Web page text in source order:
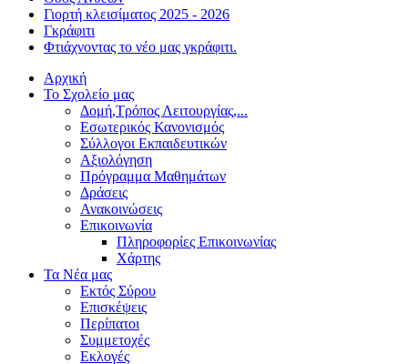
Γιορτή κλεισίματος 2025 - 2026
Γκράφιτι
Φτιάχνοντας το νέο μας γκράφιτι.
Αρχική
Το Σχολείο μας
Δομή,Τρόπος Λειτουργίας,...
Εσωτερικός Κανονισμός
Σύλλογοι Εκπαιδευτικών
Αξιολόγηση
Πρόγραμμα Μαθημάτων
Δράσεις
Ανακοινώσεις
Επικοινωνία
Πληροφορίες Επικοινωνίας
Χάρτης
Τα Νέα μας
Εκτός Σύρου
Επισκέψεις
Περίπατοι
Συμμετοχές
Εκλογές